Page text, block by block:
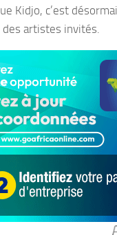
Kidjo, c’est
artistes invités.